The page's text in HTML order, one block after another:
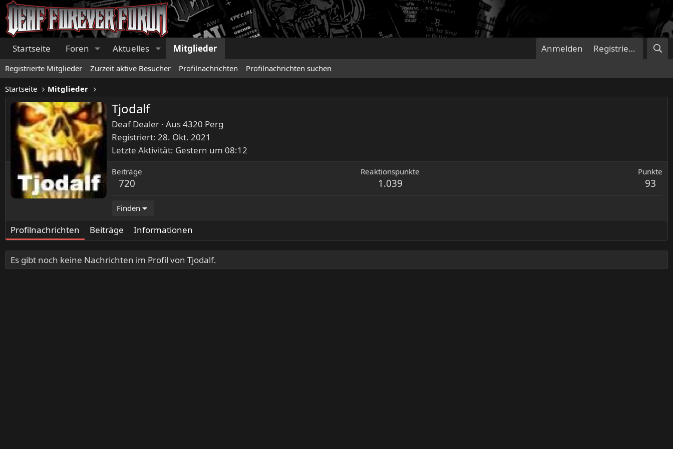
Startseite Foren Aktuelles Mitglieder Anmelden Registrieren
Registrierte Mitglieder Zurzeit aktive Besucher Profilnachrichten Profilnachrichten suchen
Startseite Mitglieder
Tjodalf
Deaf Dealer · Aus4320 Perg
Registriert 28. Okt. 2021
Letzte Aktivität Gestern um 08:12
Beiträge
720
Reaktionspunkte
1.039
Punkte
93
Finden
Profilnachrichten Beiträge Informationen
Es gibt noch keine Nachrichten im Profil von Tjodalf.